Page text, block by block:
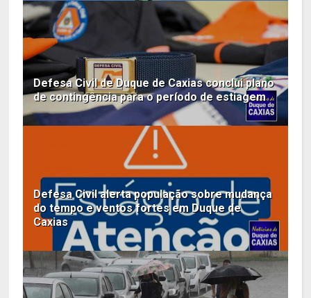
Defesa Civil de Duque de Caxias conclui plano
de contingência para o período de estiagem
Defesa Civil alerta população sobre mudança
do tempo e ventos fortes em Duque de
Caxias